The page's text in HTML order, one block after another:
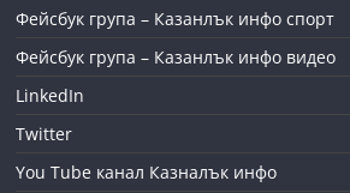
Фейсбук група – Казанлък инфо спорт
Фейсбук група – Казанлък инфо видео
LinkedIn
Twitter
You Tube канал Казналък инфо